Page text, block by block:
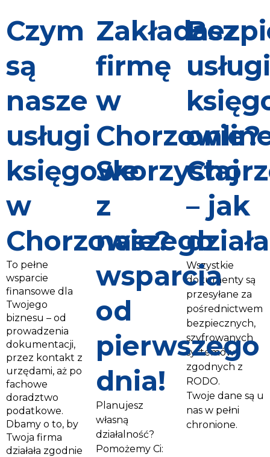
usługi
– jak
Wszystkie
dokumenty są
przesyłane za
pośrednictwem
bezpiecznych,
szyfrowanych
systemów
zgodnych z
RODO.
Twoje dane są u
nas w pełni
chronione.
Zakładasz
firmę
w
Chorzowie?
Skorzystaj
z
naszego
wsparcia
od
pierwszego
dnia!
Planujesz
własną
działalność?
Pomożemy Ci:
Czym
są
nasze
usługi
księgowe
w
Chorzowie?
To pełne
wsparcie
finansowe dla
Twojego
biznesu – od
prowadzenia
dokumentacji,
przez kontakt z
urzędami, aż po
fachowe
doradztwo
podatkowe.
Dbamy o to, by
Twoja firma
działała zgodnie